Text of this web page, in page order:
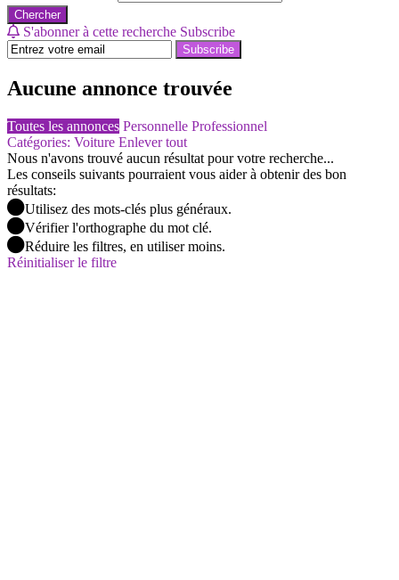
Chercher
S'abonner à cette recherche Subscribe
Subscribe
Aucune annonce trouvée
Toutes les annonces Personnelle Professionnel
Catégories: Voiture Enlever tout
Nous n'avons trouvé aucun résultat pour votre recherche...
Les conseils suivants pourraient vous aider à obtenir des bon
résultats:
Utilisez des mots-clés plus généraux.
Vérifier l'orthographe du mot clé.
Réduire les filtres, en utiliser moins.
Réinitialiser le filtre